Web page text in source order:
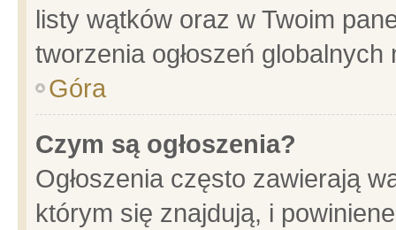
listy wątków oraz w Twoim
tworzenia ogłoszeń
Góra
Czym są ogłoszenia?
Ogłoszenia często zawierają
którym się znajdują, i